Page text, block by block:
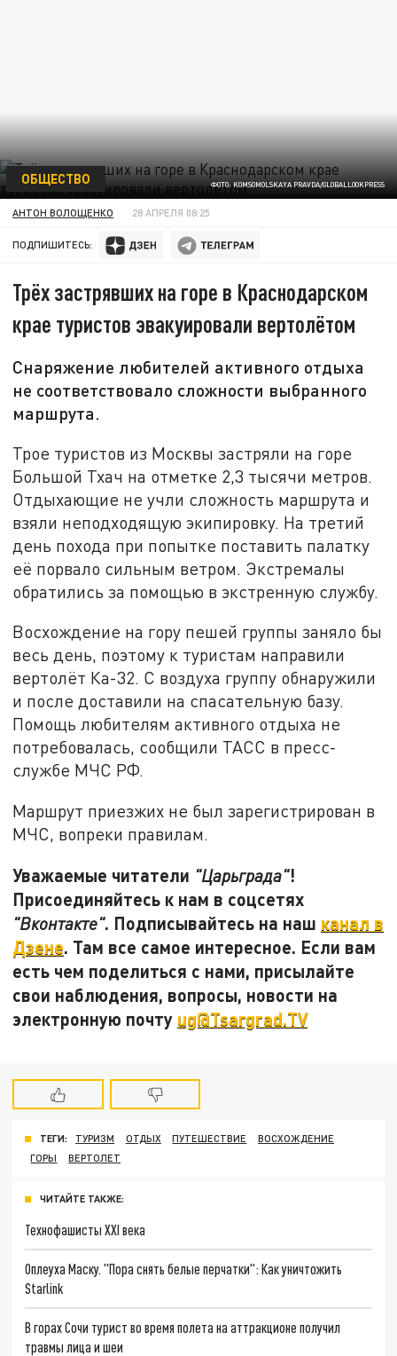
ФОТО: KOMSOMOLSKAYA PRAVDA/GLOBALLOOKPRESS
ОБЩЕСТВО
АНТОН ВОЛОЩЕНКО 28 АПРЕЛЯ 08:25
ПОДПИШИТЕСЬ:
Трёх застрявших на горе в Краснодарском
крае туристов эвакуировали вертолётом
Снаряжение любителей активного отдыха
не соответствовало сложности выбранного
маршрута.
Трое туристов из Москвы застряли на горе
Большой Тхач на отметке 2,3 тысячи метров.
Отдыхающие не учли сложность маршрута и
взяли неподходящую экипировку. На третий
день похода при попытке поставить палатку
её порвало сильным ветром. Экстремалы
обратились за помощью в экстренную службу.
Восхождение на гору пешей группы заняло бы
весь день, поэтому к туристам направили
вертолёт Ка-32. С воздуха группу обнаружили
и после доставили на спасательную базу.
Помощь любителям активного отдыха не
потребовалась, сообщили ТАСС в пресс-
службе МЧС РФ.
Маршрут приезжих не был зарегистрирован в
МЧС, вопреки правилам.
Уважаемые читатели "Царьграда"!
Присоединяйтесь к нам в соцсетях
"Вконтакте". Подписывайтесь на наш канал в
Дзене. Там все самое интересное. Если вам
есть чем поделиться с нами, присылайте
свои наблюдения, вопросы, новости на
электронную почту ug@Tsargrad.TV
ТЕГИ: ТУРИЗМ ОТДЫХ ПУТЕШЕСТВИЕ
ВОСХОЖДЕНИЕ
ГОРЫ
ВЕРТОЛЕТ
ЧИТАЙТЕ ТАКЖЕ:
Технофашисты XXI века
Оплеуха Маску. "Пора снять белые перчатки": Как уничтожить
Starlink
В горах Сочи турист во время полета на аттракционе получил
травмы лица и шеи